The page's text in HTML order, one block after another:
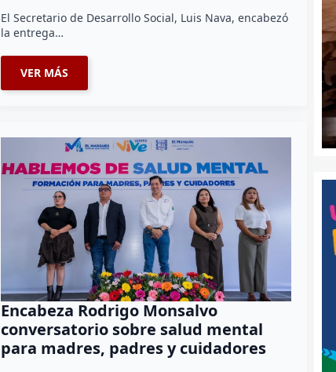
El Secretario de Desarrollo Social, Luis Nava, encabezó
la entrega…
VER MÁS
Encabeza Rodrigo Monsalvo
conversatorio sobre salud mental
para madres, padres y cuidadores